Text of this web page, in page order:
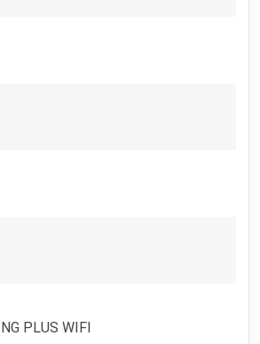
PLUS WIFI